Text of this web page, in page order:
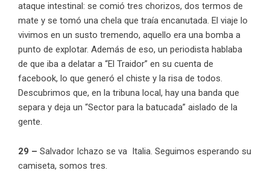
ataque intestinal: se comió tres chorizos, dos termos de
mate y se tomó una chela que traía encanutada. El viaje lo
vivimos en un susto tremendo, aquello era una bomba a
punto de explotar. Además de eso, un periodista hablaba
de que iba a delatar a “El Traidor” en su cuenta de
facebook, lo que generó el chiste y la risa de todos.
Descubrimos que, en la tribuna local, hay una banda que
separa y deja un “Sector para la batucada” aislado de la
gente.
29 – Salvador Ichazo se va Italia. Seguimos esperando su
camiseta, somos tres.